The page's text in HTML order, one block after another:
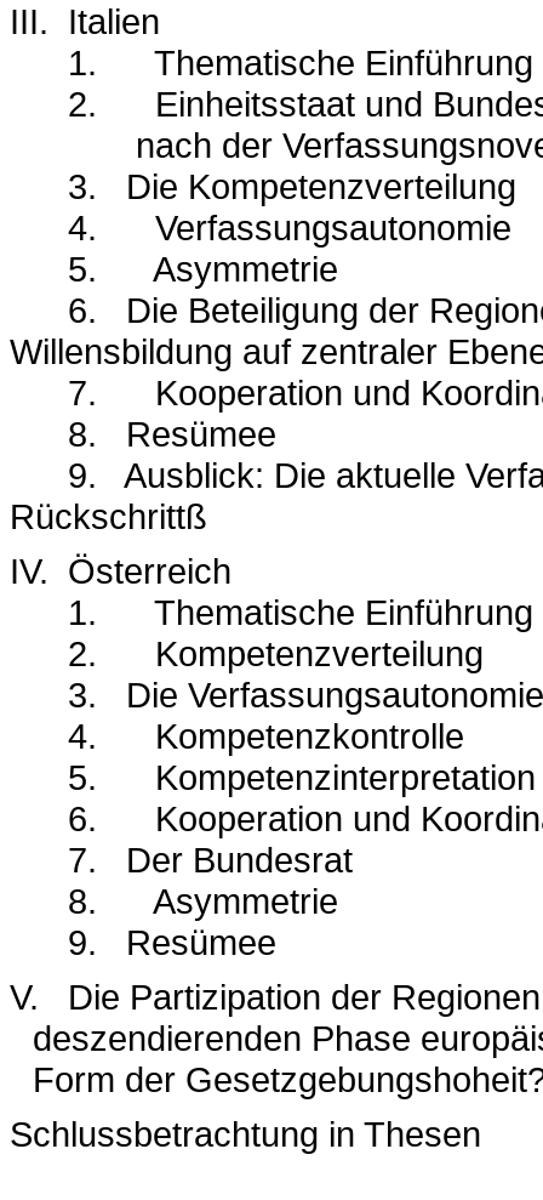
III.
Italien
1.
Thematische Einführung
2.
Einheitsstaat und
nach der
3.
Die Kompetenzverteilung
4.
Verfassungsautonomie
5.
Asymmetrie
6.
Die Beteiligung der
Willensbildung auf zentraler
7.
Kooperation und
8.
Resümee
9.
Ausblick: Die aktuelle
Rückschrittß
IV. Österreich
1.
Thematische Einführung
2.
Kompetenzverteilung
3.
Die
4.
Kompetenzkontrolle
5.
Kompetenzinterpretation
6.
Kooperation und
7.
Der Bundesrat
8.
Asymmetrie
9.
Resümee
V.
Die Partizipation der
deszendierenden Phase
Form der
Schlussbetrachtung in Thesen